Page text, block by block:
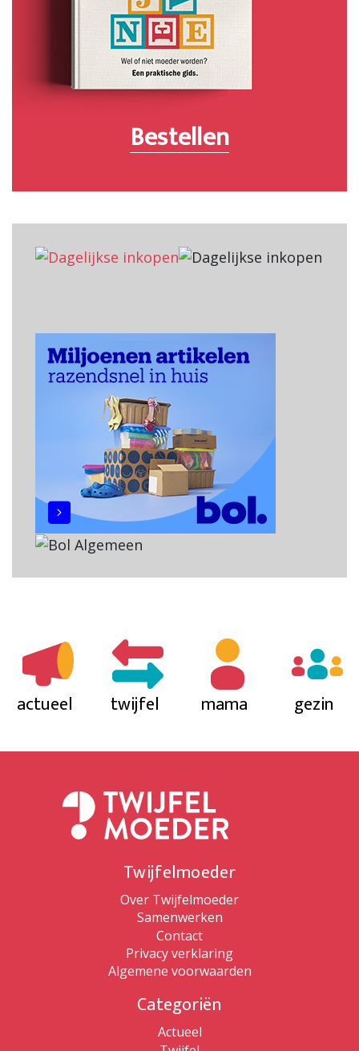
Bestellen
actueel twijfel mama gezin
Twijfelmoeder
Over Twijfelmoeder
Samenwerken
Contact
Privacy verklaring
Algemene voorwaarden
Categoriën
Actueel